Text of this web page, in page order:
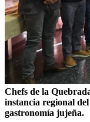
Chefs de la
instancia regional
gastronomía jujeña.